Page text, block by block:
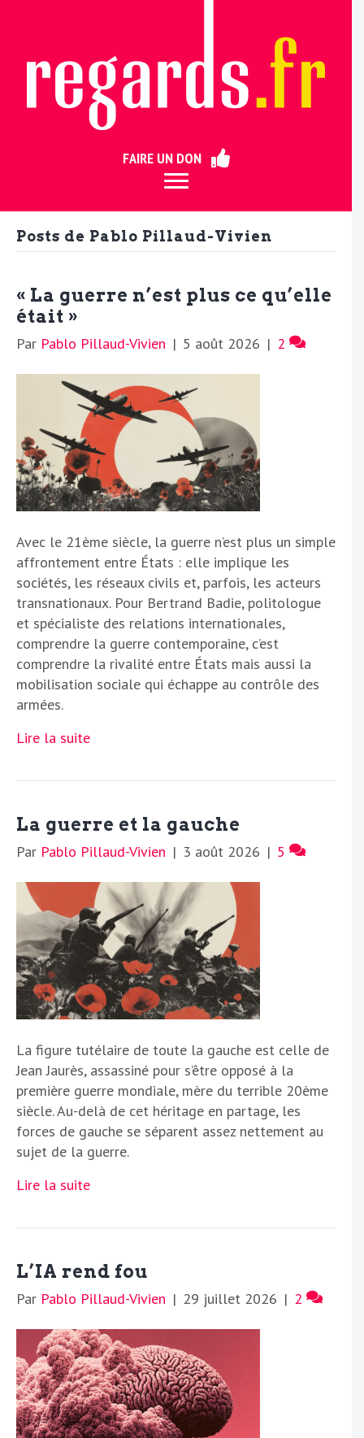
FAIRE UN DON
Posts de Pablo Pillaud-Vivien
« La guerre n’est plus ce qu’elle
était »
Par Pablo Pillaud-Vivien | 5 août 2026 | 2
Avec le 21ème siècle, la guerre n’est plus un simple
affrontement entre États : elle implique les
sociétés, les réseaux civils et, parfois, les acteurs
transnationaux. Pour Bertrand Badie, politologue
et spécialiste des relations internationales,
comprendre la guerre contemporaine, c’est
comprendre la rivalité entre États mais aussi la
mobilisation sociale qui échappe au contrôle des
armées.
Lire la suite
La guerre et la gauche
Par Pablo Pillaud-Vivien | 3 août 2026 | 5
La figure tutélaire de toute la gauche est celle de
Jean Jaurès, assassiné pour s’être opposé à la
première guerre mondiale, mère du terrible 20ème
siècle. Au-delà de cet héritage en partage, les
forces de gauche se séparent assez nettement au
sujet de la guerre.
Lire la suite
L’IA rend fou
Par Pablo Pillaud-Vivien | 29 juillet 2026 | 2